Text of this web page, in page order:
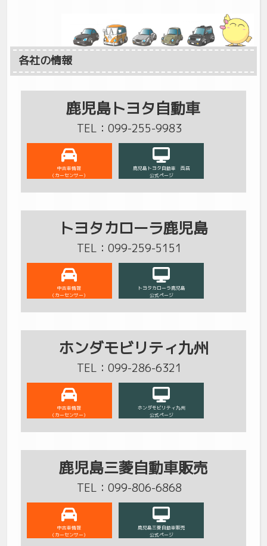
各社の情報
鹿児島トヨタ自動車
TEL：099-255-9983
中古車情報
（カーセンサー）
鹿児島トヨタ自動車 西店
公式ページ
トヨタカローラ鹿児島
TEL：099-259-5151
中古車情報
（カーセンサー）
トヨタカローラ鹿児島
公式ページ
ホンダモビリティ九州
TEL：099-286-6321
中古車情報
（カーセンサー）
ホンダモビリティ九州
公式ページ
鹿児島三菱自動車販売
TEL：099-806-6868
中古車情報
（カーセンサー）
鹿児島三菱自動車販売
公式ページ